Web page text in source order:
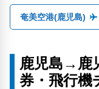
奄美空港(鹿児島)
鹿児島→鹿
券・飛行機